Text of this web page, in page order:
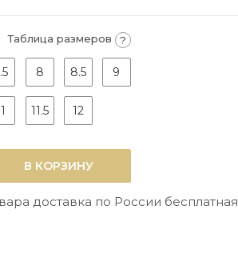
Таблица размеров ?
8 8.5 9
11.5 12
В КОРЗИНУ
доставка по России бесплатная